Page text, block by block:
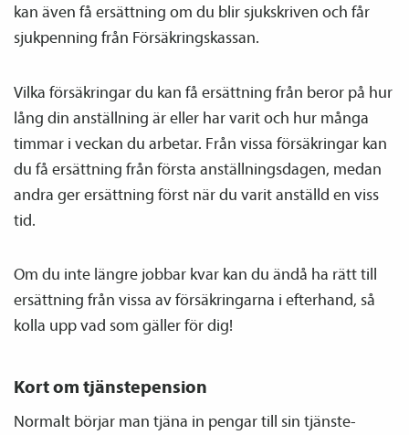
kan även få ersättning om du blir sjukskriven och får
sjukpenning från Försäkringskassan.
Vilka försäkringar du kan få ersättning från beror på hur
lång din anställning är eller har varit och hur många
timmar i veckan du arbetar. Från vissa försäkringar kan
du få ersättning från första anställnings­dagen, medan
andra ger ersättning först när du varit anställd en viss
tid.
Om du inte längre jobbar kvar kan du ändå ha rätt till
ersättning från vissa av försäkringarna i efterhand, så
kolla upp vad som gäller för dig!
Kort om tjänste­pension
Normalt börjar man tjäna in pengar till sin tjänste­